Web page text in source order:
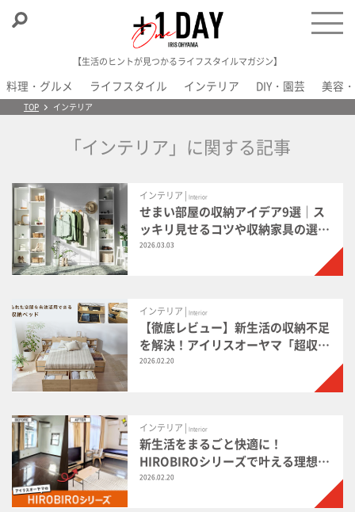
【生活のヒントが見つかるライフスタイルマガジン】
料理・グルメ ライフスタイル インテリア DIY・園芸 美容
TOP＋1 Dayインテリア
「インテリア」に関する記事
インテリア |Interior
せまい部屋の収納アイデア9選｜ス
ッキリ見せるコツや収納家具の選び
方も解説
2026.03.03
インテリア |Interior
【徹底レビュー】新生活の収納不足
を解決！アイリスオーヤマ「超収納
ベッド」
2026.02.20
インテリア |Interior
新生活をまるごと快適に！
HIROBIROシリーズで叶える理想の
部屋づくり
2026.02.20